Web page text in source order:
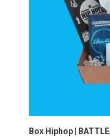
Box Hiphop | BATTLE